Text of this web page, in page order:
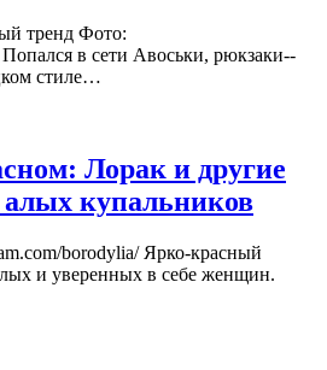
тренд Фото:
Попался в сети Авоськи, рюкзаки-­
стиле…
Лорак и другие
купальников
borodylia/ Ярко-красный
и уверенных в себе женщин.